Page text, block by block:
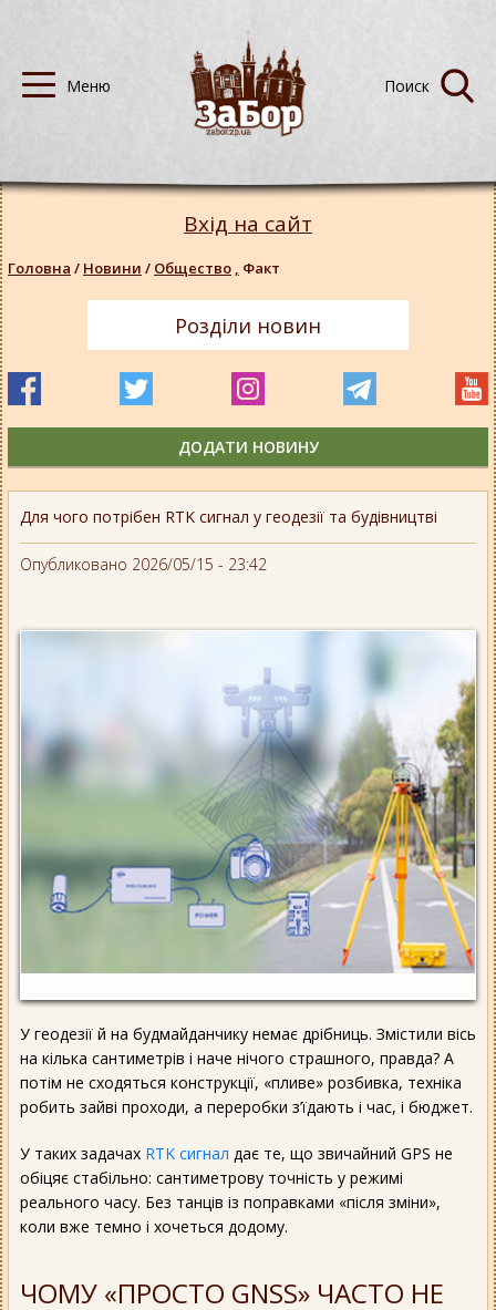
Для чого потрібен RTK сигнал у геодезії та будівництві
Опубликовано 2026/05/15 - 23:42
У геодезії й на будмайданчику немає дрібниць. Змістили вісь
на кілька сантиметрів і наче нічого страшного, правда? А
потім не сходяться конструкції, «пливе» розбивка, техніка
робить зайві проходи, а переробки з’їдають і час, і бюджет.
У таких задачах RTK сигнал дає те, що звичайний GPS не
обіцяє стабільно: сантиметрову точність у режимі
реального часу. Без танців із поправками «після зміни»,
коли вже темно і хочеться додому.
ЧОМУ «ПРОСТО GNSS» ЧАСТО НЕ
Вхід на сайт
Головна / Новини / Общество , Факт
Розділи новин
ДОДАТИ НОВИНУ